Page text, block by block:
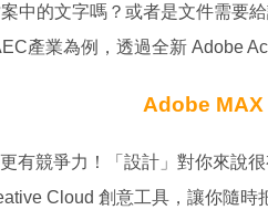
中的文字嗎？或者是文件需要
產業為例，透過全新 Adobe
Adobe MAX
有競爭力！「設計」對你來說
Cloud 創意工具，讓你隨時